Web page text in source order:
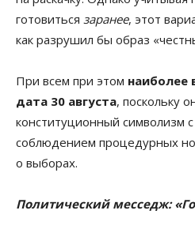
готовиться заранее, этот
как разрушил бы образ
При всем при этом наиболее
дата 30 августа, поскольку
конституционный символизм
соблюдением процедурных
о выборах.
Политический месседж: